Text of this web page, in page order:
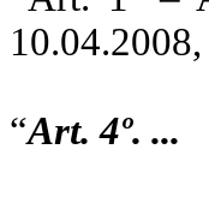
“Art. 4º. ...